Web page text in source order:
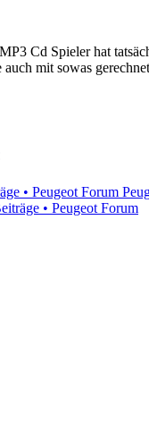
Cd Spieler hat
mit sowas
• Peugeot Forum
• Peugeot Forum